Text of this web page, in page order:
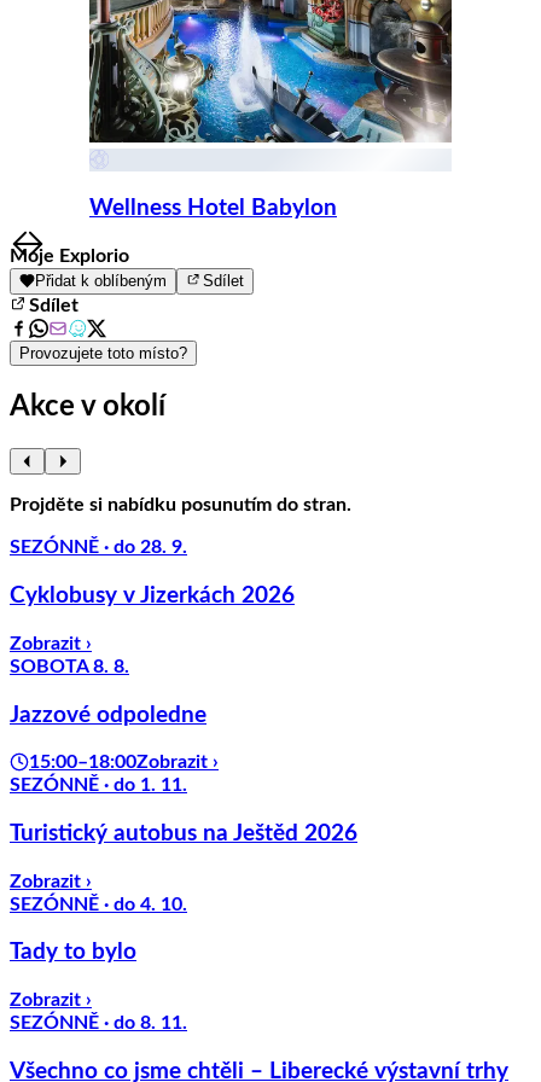
Wellness Hotel Babylon
Item
1
of
8
Moje Explorio
Přidat k oblíbeným Sdílet
Sdílet
Provozujete toto místo?
Akce v okolí
Projděte si nabídku posunutím do stran.
SEZÓNNĚ · do 28. 9.
Cyklobusy v Jizerkách 2026
Zobrazit ›
SOBOTA 8. 8.
Jazzové odpoledne
15:00–18:00Zobrazit ›
SEZÓNNĚ · do 1. 11.
Turistický autobus na Ještěd 2026
Zobrazit ›
SEZÓNNĚ · do 4. 10.
Tady to bylo
Zobrazit ›
SEZÓNNĚ · do 8. 11.
Všechno co jsme chtěli – Liberecké výstavní trhy